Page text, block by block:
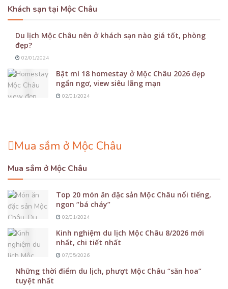
Khách sạn tại Mộc Châu
Du lịch Mộc Châu nên ở khách sạn nào giá tốt, phòng
đẹp?
02/01/2024
Bật mí 18 homestay ở Mộc Châu 2026 đẹp
ngẩn ngơ, view siêu lãng mạn
02/01/2024
Mua sắm ở Mộc Châu
Mua sắm ở Mộc Châu
Top 20 món ăn đặc sản Mộc Châu nổi tiếng,
ngon “bá cháy”
02/01/2024
Kinh nghiệm du lịch Mộc Châu 8/2026 mới
nhất, chi tiết nhất
07/05/2026
Những thời điểm du lịch, phượt Mộc Châu “săn hoa”
tuyệt nhất